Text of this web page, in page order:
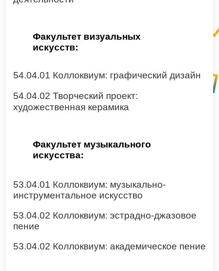
Факультет визуальных
искусств:
54.04.01 Коллоквиум: графический дизайн
54.04.02 Творческий проект:
художественная керамика
Факультет музыкального
искусства:
53.04.01 Коллоквиум: музыкально-
инструментальное искусство
53.04.02 Коллоквиум: эстрадно-джазовое
пение
53.04.02 Коллоквиум: академическое пение